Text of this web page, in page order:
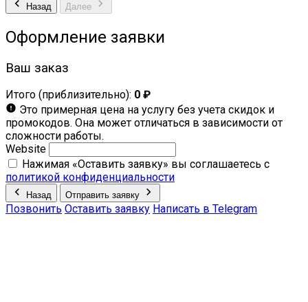
Назад Далее
Оформление заявки
Ваш заказ
Итого (приблизительно): 0 ₽
Это примерная цена на услугу без учета скидок и
промокодов. Она может отличаться в зависимости от
сложности работы.
Website
Нажимая «Оставить заявку» вы соглашаетесь с
политикой конфиденциальности
Назад Отправить заявку
Позвонить Оставить заявку Написать в Telegram